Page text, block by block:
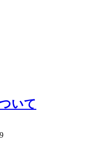
いて